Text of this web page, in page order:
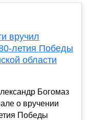
вручил
летия Победы
области
Богомаз
о вручении
Победы